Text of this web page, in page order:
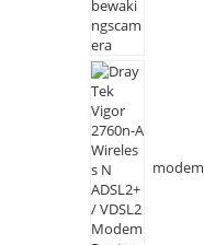
modem